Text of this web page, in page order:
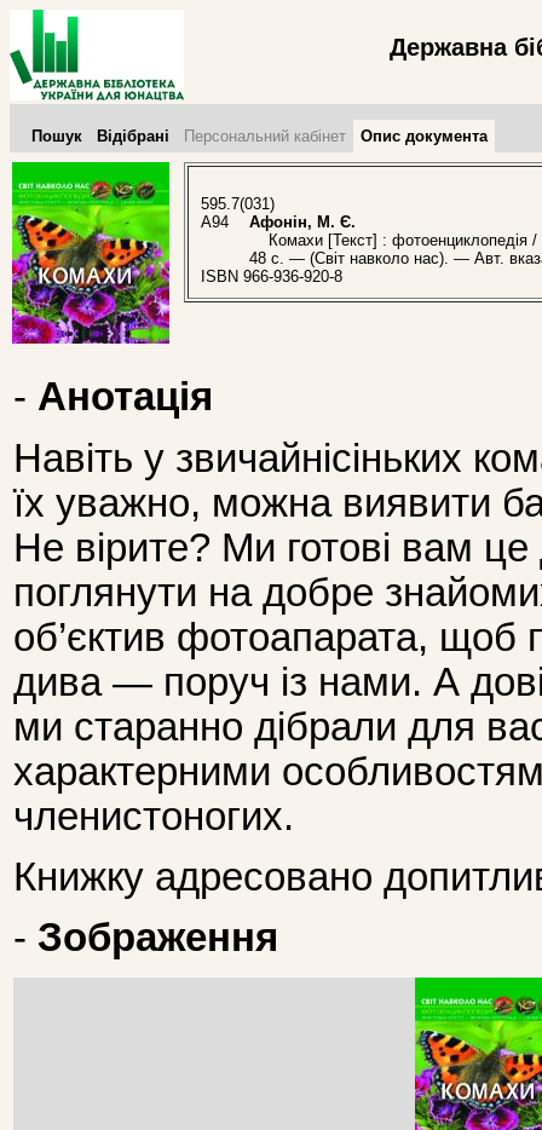
Державна
Пошук Відібрані Персональний кабінет Опис документа
595.7(031)
А94
Афонін, М. Є.
Комахи [Текст] :
48 с. — (Світ навколо нас). — Авт.
ISBN 966-936-920-8
- Анотація
Навіть у звичайнісіньких
їх уважно, можна виявити
Не вірите? Ми готові вам
поглянути на добре
об’єктив фотоапарата, щоб
дива — поруч із нами. А
ми старанно дібрали для
характерними
членистоногих.
Книжку адресовано
- Зображення